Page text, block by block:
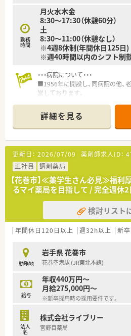
勤務
時間
月火水木金
8:30～17:30（休憩60分）
土
8:30～11:00（休憩なし）
※4週8休制(年間休日125日)
※週40時間以内のシフト制
・・・病院について・・・
■1956年に開設し、同病院の他、
営しております。
病棟48床、急性期36床）の病床数
中程度の疾患層の患者様が多く
院内処方はもちろんですが、近隣
けています。
■4週8休の休暇制度を設けている
くご就業できる環境です。
また、年間休日も125日あるため
す。
■転居を伴う転勤はないため、地
来ます。
・・・就業ポイント・・・
■療養が中心ではありますが、急
携わることができ、経験を少しず
制が整っているため安心して就業
■最大17時半までのシフトであり
なく、プライベートとも両立がし
・・・こんな方にオススメ・・・
■病院未経験OK！少しずつでも
■転勤なく腰を据えて長く働きた
を実現したい方
詳細を見る
更新日： 2026/07/09 薬剤師求人ID：
正社員
調剤薬局
【花巻市】≪薬学生さん必見≫福
るマイ薬局を目指して / 完全週休
検討リスト
年間休日120日以上 週32h以上 新
勤務地
岩手県 花巻市
花巻空港駅 (JR東北本線)
給与
年収440万円～
月給275,000円～
※新卒採用時の採用要件です。
法人
名
株式会社ライブリー
宮野目薬局